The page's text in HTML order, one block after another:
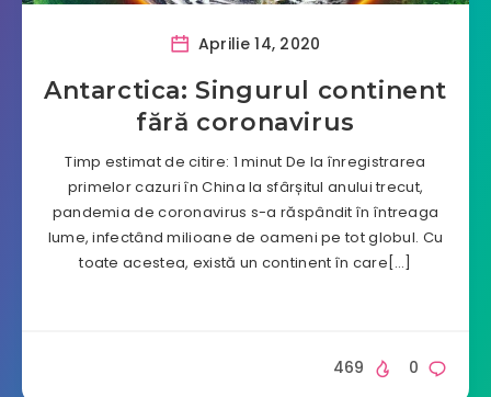
Aprilie 14, 2020
Antarctica: Singurul continent
fără coronavirus
Timp estimat de citire: 1 minut De la înregistrarea
primelor cazuri în China la sfârșitul anului trecut,
pandemia de coronavirus s-a răspândit în întreaga
lume, infectând milioane de oameni pe tot globul. Cu
toate acestea, există un continent în care[…]
0
469